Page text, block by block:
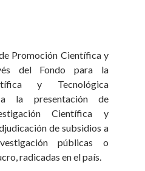
Promoción Científica y
del Fondo para la
y Tecnológica
la presentación de
Científica y
de subsidios a
públicas o
radicadas en el país.